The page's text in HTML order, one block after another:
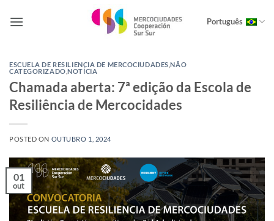
Português
ESCUELA DE RESILIENCIA DE MERCOCIUDADES ,NÃO
CATEGORIZADO ,NOTÍCIA
Chamada aberta: 7ª edição da Escola de
Resiliência de Mercocidades
POSTED ON OUTUBRO 1, 2024
01
out